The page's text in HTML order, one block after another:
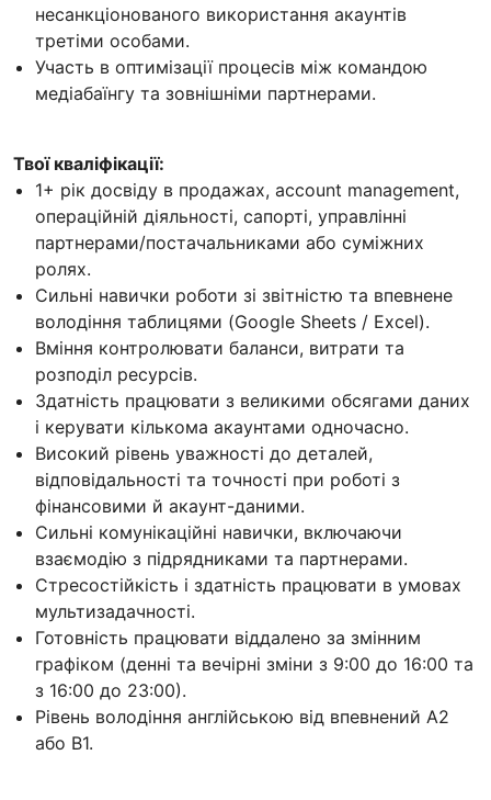
несанкціонованого використання акаунтів
третіми особами.
Участь в оптимізації процесів між командою
медіабаїнгу та зовнішніми партнерами.
Твої кваліфікації:
1+ рік досвіду в продажах, account management,
операційній діяльності, сапорті, управлінні
партнерами/постачальниками або суміжних
ролях.
Сильні навички роботи зі звітністю та впевнене
володіння таблицями (Google Sheets / Excel).
Вміння контролювати баланси, витрати та
розподіл ресурсів.
Здатність працювати з великими обсягами даних
і керувати кількома акаунтами одночасно.
Високий рівень уважності до деталей,
відповідальності та точності при роботі з
фінансовими й акаунт-даними.
Сильні комунікаційні навички, включаючи
взаємодію з підрядниками та партнерами.
Стресостійкість і здатність працювати в умовах
мультизадачності.
Готовність працювати віддалено за змінним
графіком (денні та вечірні зміни з 9:00 до 16:00 та
з 16:00 до 23:00).
Рівень володіння англійською від впевнений А2
або В1.